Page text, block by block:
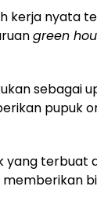
kerja nyata
green
sebagai
pupuk
yang terbuat
memberikan